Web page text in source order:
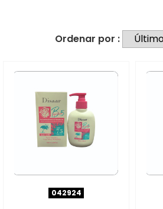
Ordenar por :
042924